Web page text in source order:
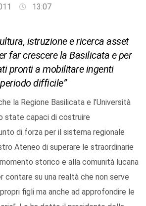
13:07
istruzione e ricerca asset
far crescere la Basilicata e per
pronti a mobilitare ingenti
difficile”
la Regione Basilicata e l’Università
state capaci di costruire
di forza per il sistema regionale
Ateneo di superare le straordinarie
storico e alla comunità lucana
contare su una realtà che non serve
figli ma anche ad approfondire le